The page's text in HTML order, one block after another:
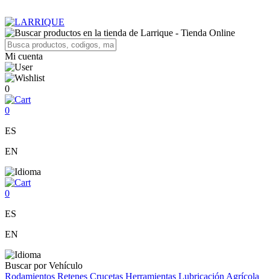
Mi cuenta
0
0
ES
EN
0
ES
EN
Buscar por Vehículo
Rodamientos Retenes Crucetas Herramientas Lubricación Agrícola